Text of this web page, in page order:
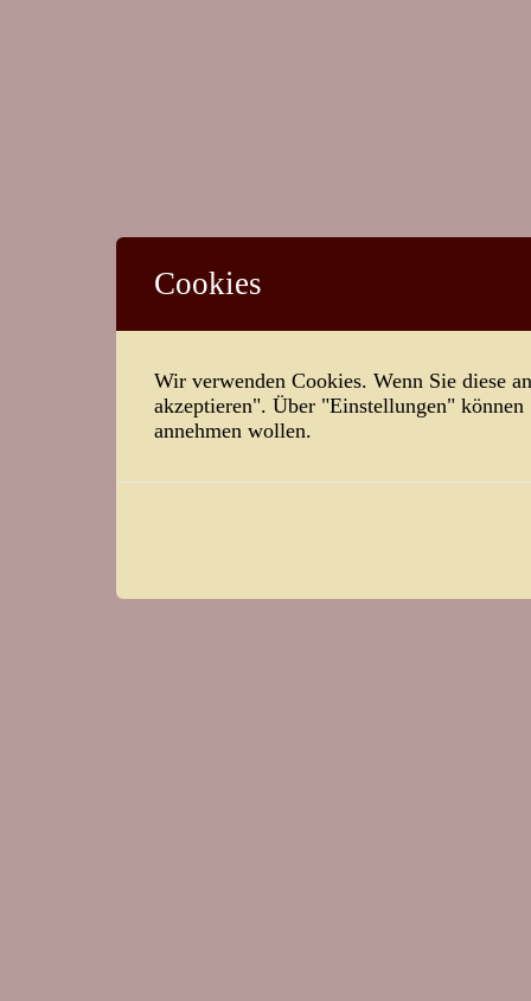
Cookies
Wir verwenden Cookies. Wenn Sie diese
akzeptieren". Über "Einstellungen"
annehmen wollen.